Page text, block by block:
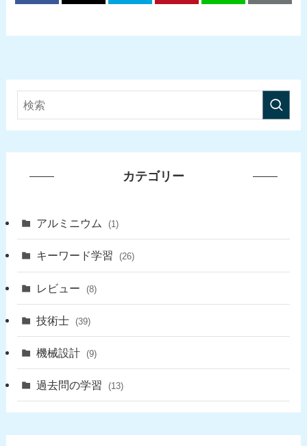
カテゴリー
アルミニウム (1)
キーワード学習 (26)
レビュー (8)
技術士 (39)
機械設計 (9)
過去問の学習 (13)